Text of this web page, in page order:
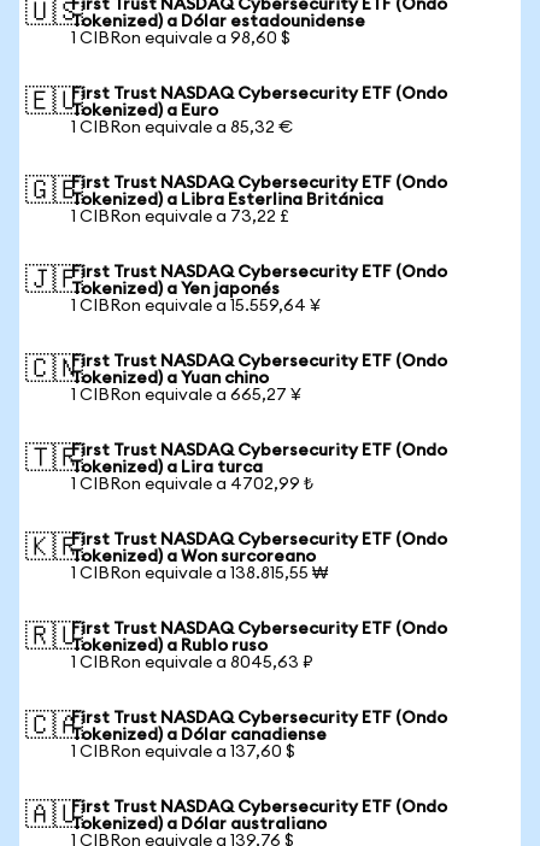
🇺🇸First Trust NASDAQ Cybersecurity ETF (Ondo
Tokenized) a Dólar estadounidense
1 CIBRon equivale a 98,60 $
🇪🇺First Trust NASDAQ Cybersecurity ETF (Ondo
Tokenized) a Euro
1 CIBRon equivale a 85,32 €
🇬🇧First Trust NASDAQ Cybersecurity ETF (Ondo
Tokenized) a Libra Esterlina Británica
1 CIBRon equivale a 73,22 £
🇯🇵First Trust NASDAQ Cybersecurity ETF (Ondo
Tokenized) a Yen japonés
1 CIBRon equivale a 15.559,64 ¥
🇨🇳First Trust NASDAQ Cybersecurity ETF (Ondo
Tokenized) a Yuan chino
1 CIBRon equivale a 665,27 ¥
🇹🇷First Trust NASDAQ Cybersecurity ETF (Ondo
Tokenized) a Lira turca
1 CIBRon equivale a 4702,99 ₺
🇰🇷First Trust NASDAQ Cybersecurity ETF (Ondo
Tokenized) a Won surcoreano
1 CIBRon equivale a 138.815,55 ₩
🇷🇺First Trust NASDAQ Cybersecurity ETF (Ondo
Tokenized) a Rublo ruso
1 CIBRon equivale a 8045,63 ₽
🇨🇦First Trust NASDAQ Cybersecurity ETF (Ondo
Tokenized) a Dólar canadiense
1 CIBRon equivale a 137,60 $
🇦🇺First Trust NASDAQ Cybersecurity ETF (Ondo
Tokenized) a Dólar australiano
1 CIBRon equivale a 139,76 $